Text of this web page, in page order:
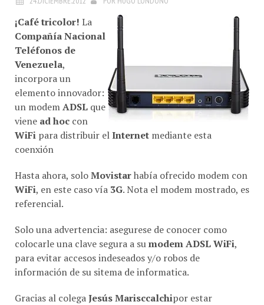
¡Café tricolor!La
Compañía Nacional
Teléfonos de
Venezuela
incorpora un
elemento innovador:
un modemADSLque
vienead hoccon
WiFipara distribuir el
coenxión
WiFi, en este caso vía3G. Nota el modem mostrado, es
referencial.
colocarle una clave segura a sumodem ADSL WiFi
para evitar accesos indeseados y/o robos de
información de su sitema de informatica.
pendiente con este noticia en Cagua, estadi Aragua.